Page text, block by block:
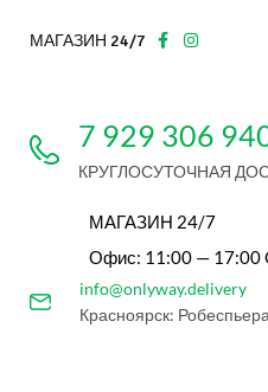
МАГАЗИН 24/7
7 929 306
КРУГЛОСУТОЧНАЯ
МАГАЗИН 24/7
Офис: 11:00 — 17:00
info@onlyway.delivery
Красноярск: